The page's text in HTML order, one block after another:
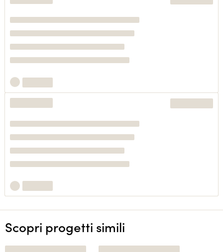
Scopri progetti simili